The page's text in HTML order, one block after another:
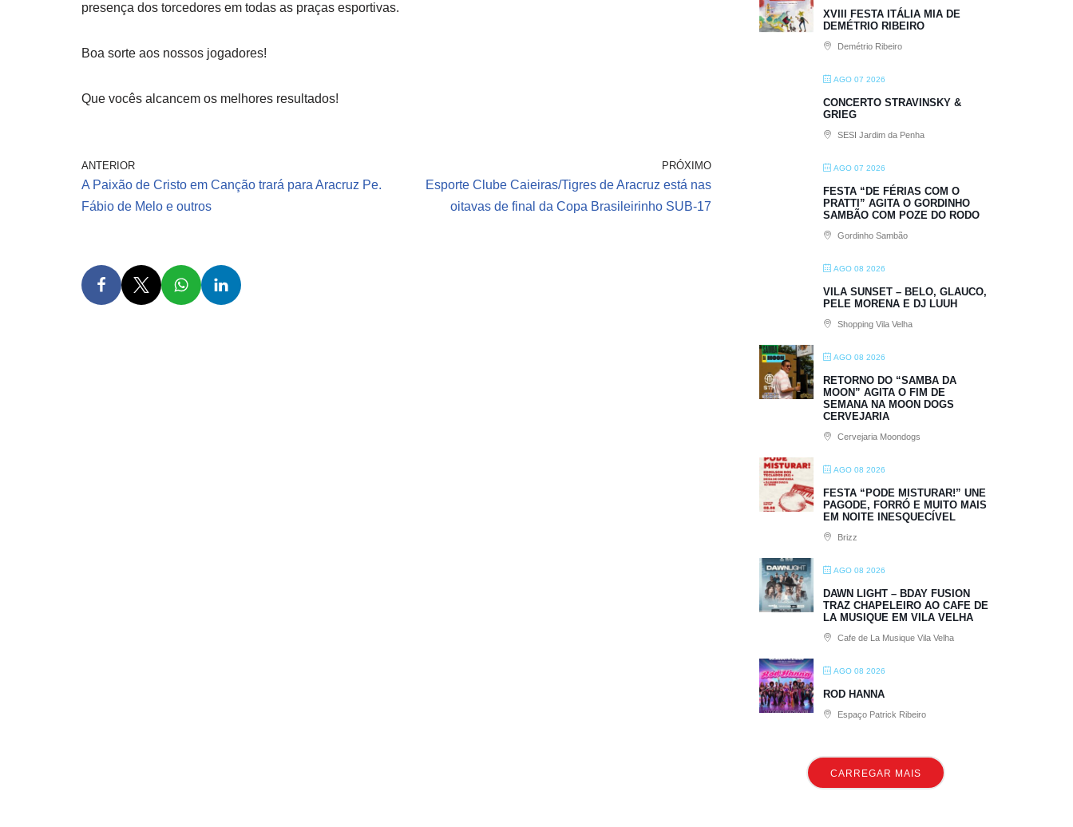
presença dos torcedores em todas as praças esportivas.
Boa sorte aos nossos jogadores!
Que vocês alcancem os melhores resultados!
ANTERIOR
A Paixão de Cristo em Canção trará para Aracruz Pe.
Fábio de Melo e outros
PRÓXIMO
Esporte Clube Caieiras/Tigres de Aracruz está nas
oitavas de final da Copa Brasileirinho SUB-17
XVIII FESTA ITÁLIA MIA DE
DEMÉTRIO RIBEIRO
Demétrio Ribeiro
AGO 07 2026
CONCERTO STRAVINSKY &
GRIEG
SESI Jardim da Penha
AGO 07 2026
FESTA “DE FÉRIAS COM O
PRATTI” AGITA O GORDINHO
SAMBÃO COM POZE DO RODO
Gordinho Sambão
AGO 08 2026
VILA SUNSET – BELO, GLAUCO,
PELE MORENA E DJ LUUH
Shopping Vila Velha
AGO 08 2026
RETORNO DO “SAMBA DA
MOON” AGITA O FIM DE
SEMANA NA MOON DOGS
CERVEJARIA
Cervejaria Moondogs
AGO 08 2026
FESTA “PODE MISTURAR!” UNE
PAGODE, FORRÓ E MUITO MAIS
EM NOITE INESQUECÍVEL
Brizz
AGO 08 2026
DAWN LIGHT – BDAY FUSION
TRAZ CHAPELEIRO AO CAFE DE
LA MUSIQUE EM VILA VELHA
Cafe de La Musique Vila Velha
AGO 08 2026
ROD HANNA
Espaço Patrick Ribeiro
CARREGAR MAIS